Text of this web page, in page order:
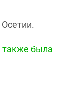
также была